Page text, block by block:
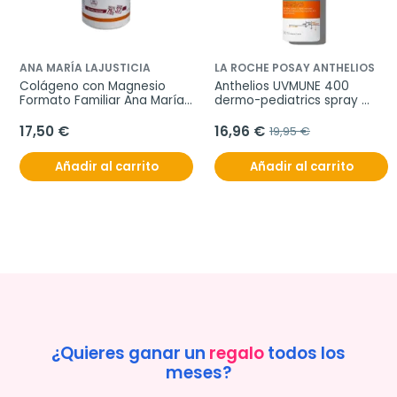
ANA MARÍA LAJUSTICIA
Colágeno con Magnesio
Formato Familiar Ana María
17,50 €
Añadir al carrito
LA ROCHE POSAY ANTHELIOS
Anthelios UVMUNE 400
dermo-pediatrics spray
16,96 € 19,95 €
Añadir al carrito
¿Quieres ganar un regalotodos los
meses?